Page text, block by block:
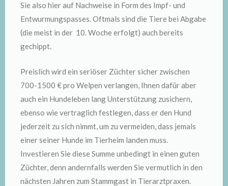
Sie also hier auf Nachweise in Form des Impf- und
Entwurmungspasses. Oftmals sind die Tiere bei Abgabe
(die meist in der 10. Woche erfolgt) auch bereits
gechippt.
Preislich wird ein seriöser Züchter sicher zwischen
700-1500 € pro Welpen verlangen, Ihnen dafür aber
auch ein Hundeleben lang Unterstützung zusichern,
ebenso wie vertraglich festlegen, dass er den Hund
jederzeit zu sich nimmt, um zu vermeiden, dass jemals
einer seiner Hunde im Tierheim landen muss.
Investieren Sie diese Summe unbedingt in einen guten
Züchter, denn andernfalls werden Sie vermutlich in den
nächsten Jahren zum Stammgast in Tierarztpraxen.